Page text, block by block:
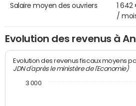
Salaire moyen des ouvriers
1
/
Evolution des revenus à
Evolution des revenus fiscaux moyens
JDN d'après le ministère de l'Economie)
3 000